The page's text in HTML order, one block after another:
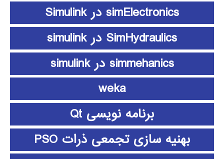
simElectronics در Simulink
SimHydraulics در simulink
simmehanics در simulink
weka
برنامه نویسی Qt
بهنیه سازی تجمعی ذرات PSO